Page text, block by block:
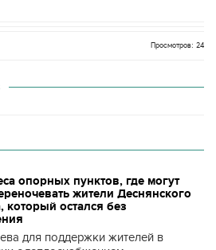
Просмотров: 24
опорных пунктов, где могут
жители Деснянского
который остался без
для поддержки жителей в